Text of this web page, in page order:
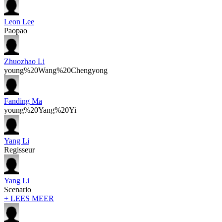
Leon Lee
Paopao
Zhuozhao Li
young%20Wang%20Chengyong
Fanding Ma
young%20Yang%20Yi
Yang Li
Regisseur
Yang Li
Scenario
+ LEES MEER